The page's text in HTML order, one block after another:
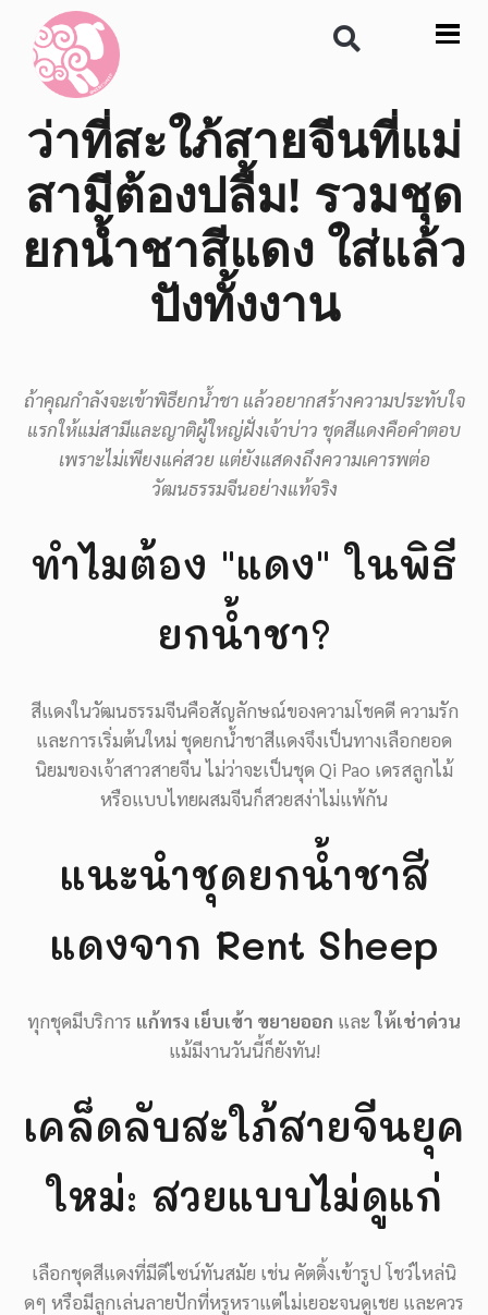
ว่าที่สะใภ้สายจีนที่แม่
สามีต้องปลื้ม! รวมชุด
ยกน้ำชาสีแดง ใส่แล้ว
ปังทั้งงาน
ถ้าคุณกำลังจะเข้าพิธียกน้ำชา แล้วอยากสร้างความประทับใจ
แรกให้แม่สามีและญาติผู้ใหญ่ฝั่งเจ้าบ่าว ชุดสีแดงคือคำตอบ
เพราะไม่เพียงแค่สวย แต่ยังแสดงถึงความเคารพต่อ
วัฒนธรรมจีนอย่างแท้จริง
ทำไมต้อง "แดง" ในพิธี
ยกน้ำชา?
สีแดงในวัฒนธรรมจีนคือสัญลักษณ์ของความโชคดี ความรัก
และการเริ่มต้นใหม่ ชุดยกน้ำชาสีแดงจึงเป็นทางเลือกยอด
นิยมของเจ้าสาวสายจีน ไม่ว่าจะเป็นชุด Qi Pao เดรสลูกไม้
หรือแบบไทยผสมจีนก็สวยสง่าไม่แพ้กัน
แนะนำชุดยกน้ำชาสี
แดงจาก Rent Sheep
ทุกชุดมีบริการ แก้ทรง เย็บเข้า ขยายออก และให้เช่าด่วน
แม้มีงานวันนี้ก็ยังทัน!
เคล็ดลับสะใภ้สายจีนยุค
ใหม่: สวยแบบไม่ดูแก่
เลือกชุดสีแดงที่มีดีไซน์ทันสมัย เช่น คัตติ้งเข้ารูป โชว์ไหล่นิ
ดๆ หรือมีลูกเล่นลายปักที่หรูหราแต่ไม่เยอะจนดูเชย และควร